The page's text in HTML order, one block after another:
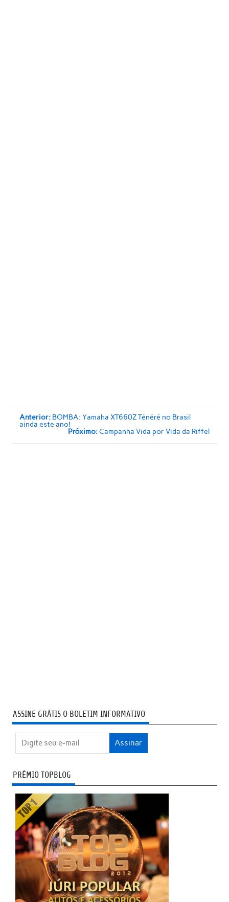
Anterior: BOMBA: Yamaha XT660Z Ténéré no Brasil
ainda este ano!
Próximo:Campanha Vida por Vida da Riffel
ASSINE GRÁTIS O BOLETIM INFORMATIVO
PRÊMIO TOPBLOG